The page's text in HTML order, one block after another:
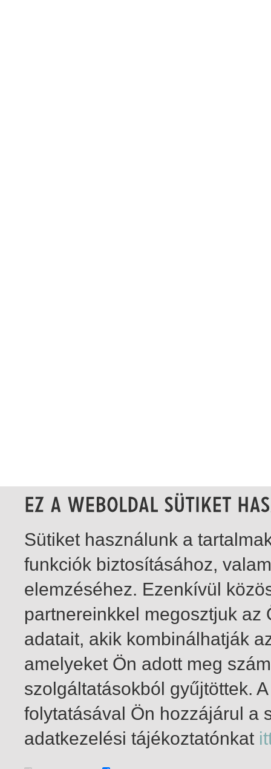
1-1 / total 1 hit
Sütiket használunk a
funkciók biztosításához,
elemzéséhez. Ezenkívül
partnereinkkel megosztjuk
adatait, akik kombinálhatják
amelyeket Ön adott meg
szolgáltatásokból gyűjtöttek.
folytatásával Ön hozzájárul a
adatkezelési tájékoztatónkat